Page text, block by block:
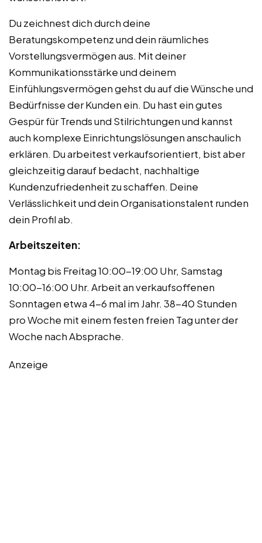
Du zeichnest dich durch deine
Beratungskompetenz und dein räumliches
Vorstellungsvermögen aus. Mit deiner
Kommunikationsstärke und deinem
Einfühlungsvermögen gehst du auf die Wünsche und
Bedürfnisse der Kunden ein. Du hast ein gutes
Gespür für Trends und Stilrichtungen und kannst
auch komplexe Einrichtungslösungen anschaulich
erklären. Du arbeitest verkaufsorientiert, bist aber
gleichzeitig darauf bedacht, nachhaltige
Kundenzufriedenheit zu schaffen. Deine
Verlässlichkeit und dein Organisationstalent runden
dein Profil ab.
Arbeitszeiten:
Montag bis Freitag 10:00-19:00 Uhr, Samstag
10:00-16:00 Uhr. Arbeit an verkaufsoffenen
Sonntagen etwa 4-6 mal im Jahr. 38-40 Stunden
pro Woche mit einem festen freien Tag unter der
Woche nach Absprache.
Anzeige